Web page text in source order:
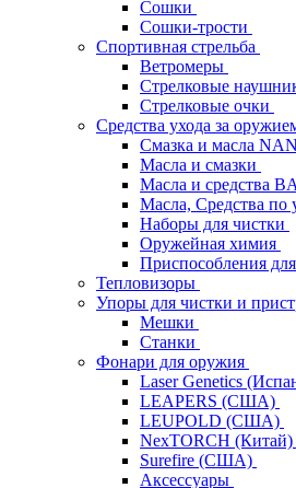
Сошки
Сошки-трости
Спортивная стрельба
Ветромеры
Стрелковые
Стрелковые очки
Средства ухода за
Смазка и масла
Масла и смазки
Масла и средства
Масла, Средства по
Наборы для чистки
Оружейная химия
Приспособления
Тепловизоры
Упоры для чистки и
Мешки
Станки
Фонари для оружия
Laser Genetics
LEAPERS (США)
LEUPOLD (США)
NexTORCH (Китай)
Surefire (США)
Аксессуары